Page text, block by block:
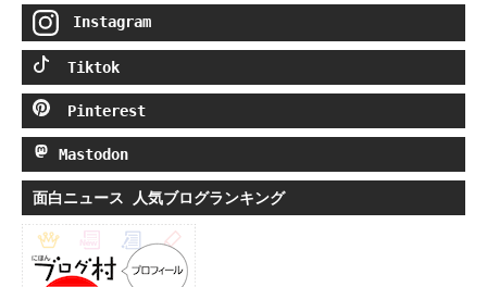
Instagram
Tiktok
Pinterest
Mastodon
面白ニュース 人気ブログランキング